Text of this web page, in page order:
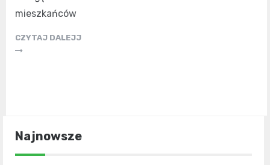
mieszkańców
CZYTAJ DALEJJ
Najnowsze